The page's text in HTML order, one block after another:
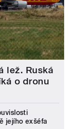
lež. Ruská
o dronu
jejího exšéfa